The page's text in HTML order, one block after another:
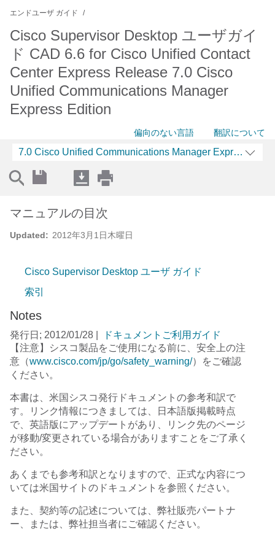
エンドユーザ ガイド
Cisco Supervisor Desktop ユーザガイ
ド CAD 6.6 for Cisco Unified Contact
Center Express Release 7.0 Cisco
Unified Communications Manager
Express Edition
偏向のない言語 翻訳について
7.0 Cisco Unified Communications Manager Express
Updated: 2012年3月1日木曜日
マニュアルの目次
Cisco Supervisor Desktop ユーザ ガイド
索引
Notes
発行日; 2012/01/28
ドキュメントご利用ガイド
【注意】シスコ製品をご使用になる前に、安全上の注
意（www.cisco.com/jp/go/safety_warning/）をご確認
ください。
本書は、米国シスコ発行ドキュメントの参考和訳で
す。リンク情報につきましては、日本語版掲載時点
で、英語版にアップデートがあり、リンク先のページ
が移動/変更されている場合がありますことをご了承く
ださい。
あくまでも参考和訳となりますので、正式な内容につ
いては米国サイトのドキュメントを参照ください。
また、契約等の記述については、弊社販売パートナ
ー、または、弊社担当者にご確認ください。